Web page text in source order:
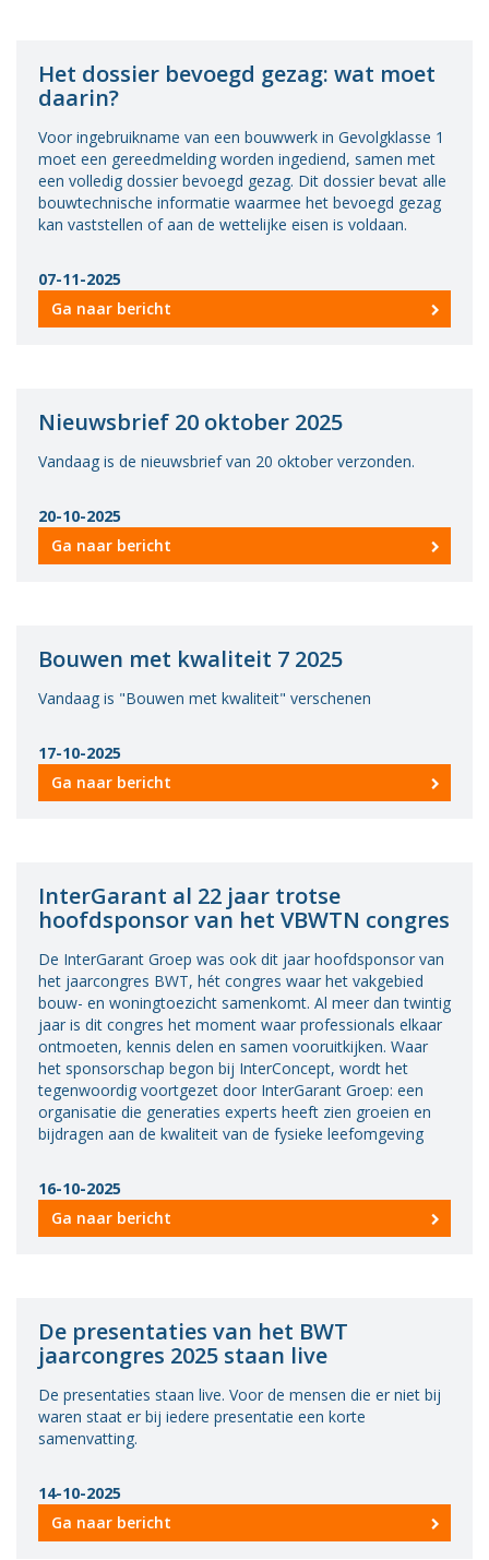
Het dossier bevoegd gezag: wat moet
daarin?
Voor ingebruikname van een bouwwerk in Gevolgklasse 1
moet een gereedmelding worden ingediend, samen met
een volledig dossier bevoegd gezag. Dit dossier bevat alle
bouwtechnische informatie waarmee het bevoegd gezag
kan vaststellen of aan de wettelijke eisen is voldaan.
07-11-2025
Ga naar bericht
Nieuwsbrief 20 oktober 2025
Vandaag is de nieuwsbrief van 20 oktober verzonden.
20-10-2025
Ga naar bericht
Bouwen met kwaliteit 7 2025
Vandaag is "Bouwen met kwaliteit" verschenen
17-10-2025
Ga naar bericht
InterGarant al 22 jaar trotse
hoofdsponsor van het VBWTN congres
De InterGarant Groep was ook dit jaar hoofdsponsor van
het jaarcongres BWT, hét congres waar het vakgebied
bouw- en woningtoezicht samenkomt. Al meer dan twintig
jaar is dit congres het moment waar professionals elkaar
ontmoeten, kennis delen en samen vooruitkijken. Waar
het sponsorschap begon bij InterConcept, wordt het
tegenwoordig voortgezet door InterGarant Groep: een
organisatie die generaties experts heeft zien groeien en
bijdragen aan de kwaliteit van de fysieke leefomgeving
16-10-2025
Ga naar bericht
De presentaties van het BWT
jaarcongres 2025 staan live
De presentaties staan live. Voor de mensen die er niet bij
waren staat er bij iedere presentatie een korte
samenvatting.
14-10-2025
Ga naar bericht